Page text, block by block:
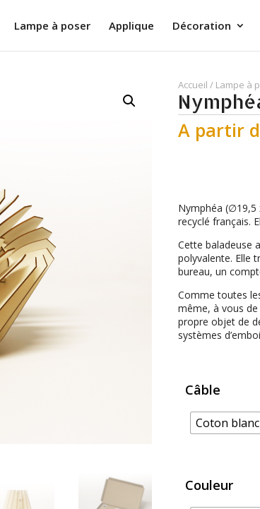
Lampe à poser Applique Décoration
Accueil / Lampe à
A partir
Nymphéa (∅19,5
recyclé français.
Cette baladeuse
polyvalente. Elle
bureau, un
Comme toutes
même, à vous
propre objet de
systèmes
Câble
Coton blanc
Couleur